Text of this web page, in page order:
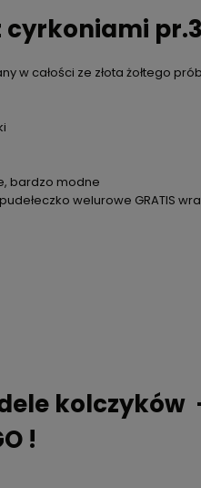
cyrkoniami
w całości ze złota żołtego
bardzo modne
welurowe GRATIS
kolczyków -
!